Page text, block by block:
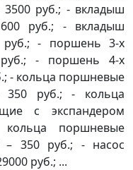
3500 руб.; - вкладыш
руб.; - вкладыш
руб.; - поршень 3-х
руб.; - поршень 4-х
- кольца поршневые
350 руб.; - кольца
с экспандером
поршневые
– 350 руб.; - насос
руб.; ...